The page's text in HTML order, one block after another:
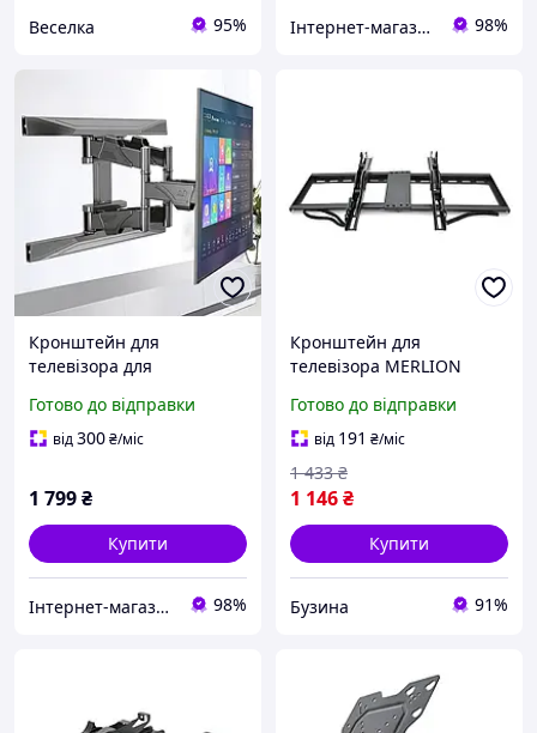
Веселка 95% Інтернет-магазин «Gadgetarium» 98%
Кронштейн для
телевізора для
поворот, кріплення
тримач для ТВ
Готово до відправки
від300₴/міс
1 799₴
Купити
Інтернет-магазин «Gadgetarium» 98%
Кронштейн для
телевізора MERLION
32-65 до 45кг VESA
600x400mm чорний
buzyna
Готово до відправки
від 191 ₴/міс
1 146₴
1 433 ₴
Купити
Бузина 91%